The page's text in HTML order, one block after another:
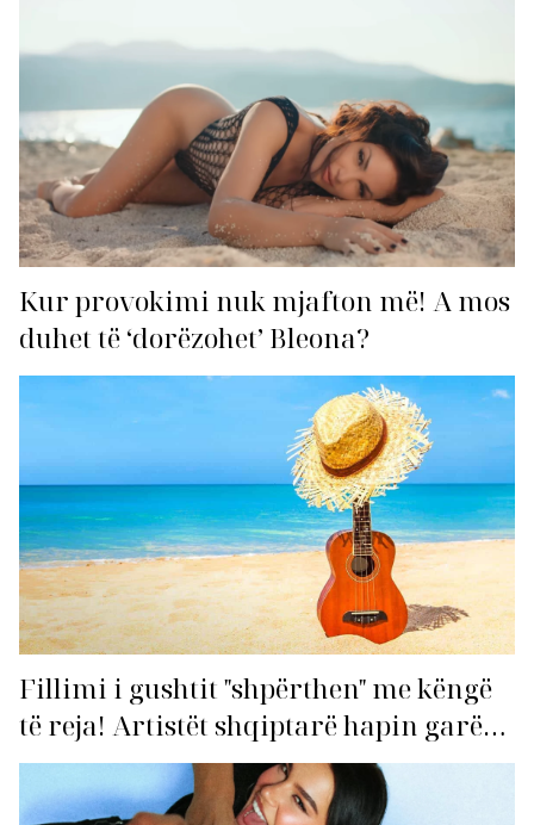
Kur provokimi nuk mjafton më! A mos
duhet të ‘dorëzohet’ Bleona?
Fillimi i gushtit "shpërthen" me këngë
të reja! Artistët shqiptarë hapin garën
për hitin e verës!